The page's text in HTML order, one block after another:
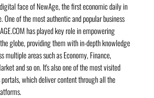
digital face of NewAge, the first economic daily in
One of the most authentic and popular business
has played key role in empowering
globe, providing them with in-depth knowledge
multiple areas such as Economy, Finance,
and so on. It's also one of the most visited
which deliver content through all the